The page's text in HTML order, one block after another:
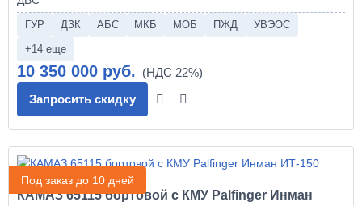
ГУР ДЗК АБС МКБ МОБ ПЖД
УВЭОС
+14 еще
10 350 000 руб.
Запросить скидку
Под заказ до 10 дней
КАМАЗ 65115 бортовой с КМУ Palfinger Инман